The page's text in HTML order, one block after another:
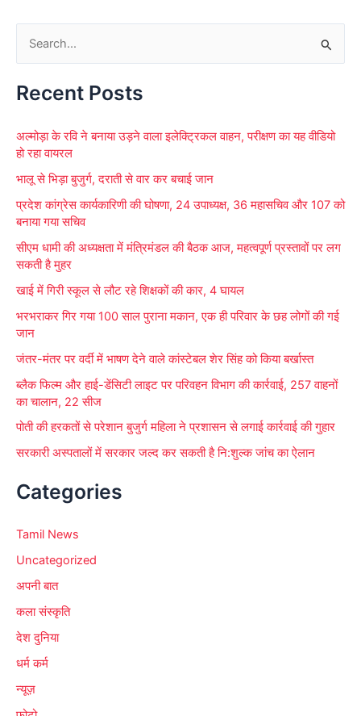
a
c
o
:
Recent Posts
अल्मोड़ा के रवि ने बनाया उड़ने वाला इलेक्ट्रिकल वाहन, परीक्षण का यह वीडियो
हो रहा वायरल
भालू से भिड़ा बुजुर्ग, दराती से वार कर बचाई जान
प्रदेश कांग्रेस कार्यकारिणी की घोषणा, 24 उपाध्यक्ष, 36 महासचिव और 107 को
बनाया गया सचिव
सीएम धामी की अध्यक्षता में मंत्रिमंडल की बैठक आज, महत्वपूर्ण प्रस्तावों पर लग
सकती है मुहर
खाई में गिरी स्कूल से लौट रहे शिक्षकों की कार, 4 घायल
भरभराकर गिर गया 100 साल पुराना मकान, एक ही परिवार के छह लोगों की गई
जान
जंतर-मंतर पर वर्दी में भाषण देने वाले कांस्टेबल शेर सिंह को किया बर्खास्त
ब्लैक फिल्म और हाई-डेंसिटी लाइट पर परिवहन विभाग की कार्रवाई, 257 वाहनों
का चालान, 22 सीज
पोती की हरकतों से परेशान बुजुर्ग महिला ने प्रशासन से लगाई कार्रवाई की गुहार
सरकारी अस्पतालों में सरकार जल्द कर सकती है नि:शुल्क जांच का ऐलान
Categories
Tamil News
Uncategorized
अपनी बात
कला संस्कृति
देश दुनिया
धर्म कर्म
न्यूज़